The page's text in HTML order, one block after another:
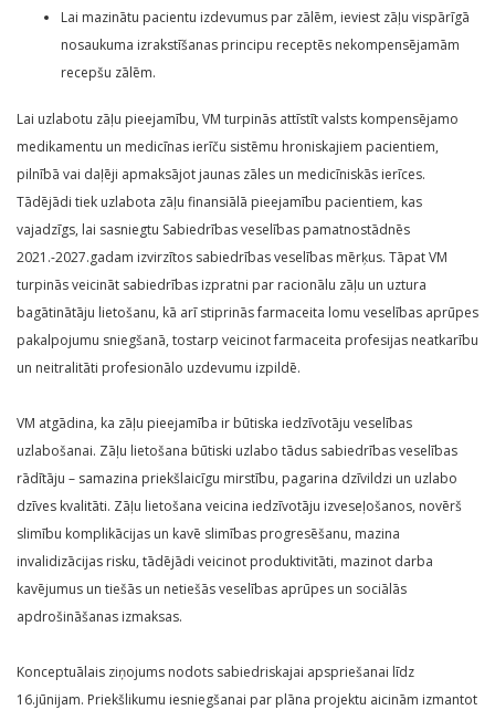
Lai mazinātu pacientu izdevumus par zālēm, ieviest zāļu vispārīgā
nosaukuma izrakstīšanas principu receptēs nekompensējamām
recepšu zālēm.
Lai uzlabotu zāļu pieejamību, VM turpinās attīstīt valsts kompensējamo
medikamentu un medicīnas ierīču sistēmu hroniskajiem pacientiem,
pilnībā vai daļēji apmaksājot jaunas zāles un medicīniskās ierīces.
Tādējādi tiek uzlabota zāļu finansiālā pieejamību pacientiem, kas
vajadzīgs, lai sasniegtu Sabiedrības veselības pamatnostādnēs
2021.-2027.gadam izvirzītos sabiedrības veselības mērķus. Tāpat VM
turpinās veicināt sabiedrības izpratni par racionālu zāļu un uztura
bagātinātāju lietošanu, kā arī stiprinās farmaceita lomu veselības aprūpes
pakalpojumu sniegšanā, tostarp veicinot farmaceita profesijas neatkarību
un neitralitāti profesionālo uzdevumu izpildē.
VM atgādina, ka zāļu pieejamība ir būtiska iedzīvotāju veselības
uzlabošanai. Zāļu lietošana būtiski uzlabo tādus sabiedrības veselības
rādītāju – samazina priekšlaicīgu mirstību, pagarina dzīvildzi un uzlabo
dzīves kvalitāti. Zāļu lietošana veicina iedzīvotāju izveseļošanos, novērš
slimību komplikācijas un kavē slimības progresēšanu, mazina
invalidizācijas risku, tādējādi veicinot produktivitāti, mazinot darba
kavējumus un tiešās un netiešās veselības aprūpes un sociālās
apdrošināšanas izmaksas.
Konceptuālais ziņojums nodots sabiedriskajai apspriešanai līdz
16.jūnijam. Priekšlikumu iesniegšanai par plāna projektu aicinām izmantot